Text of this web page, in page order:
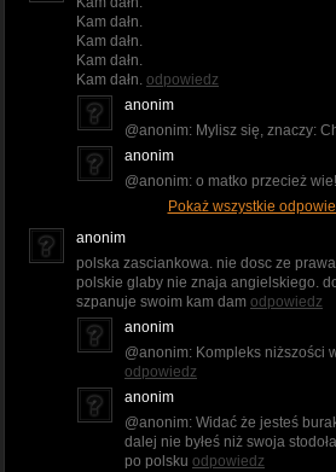
Kam dałn.
Kam dałn.
Kam dałn.
Kam dałn. odpowiedz
anonim
@anonim: Mylisz się, znaczy:
anonim
@anonim: o matko przecież wie!
Pokaż wszystkie
anonim
polska zasciankowa. nie dosc ze
polskie glaby nie znaja angielskiego.
szpanuje swoim kam dam odpowiedz
anonim
@anonim: Kompleks niższości
odpowiedz
anonim
@anonim: Widać że jesteś
dalej nie byłeś niż swoja
po polsku odpowiedz